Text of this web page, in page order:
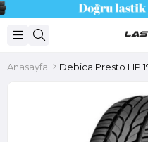
Anasayfa Debica Presto HP